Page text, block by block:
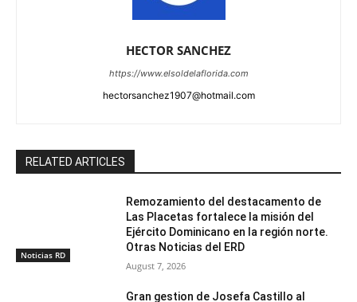
HECTOR SANCHEZ
https://www.elsoldelaflorida.com
hectorsanchez1907@hotmail.com
RELATED ARTICLES
Noticias RD
Remozamiento del destacamento de
Las Placetas fortalece la misión del
Ejército Dominicano en la región norte.
Otras Noticias del ERD
August 7, 2026
Gran gestion de Josefa Castillo al